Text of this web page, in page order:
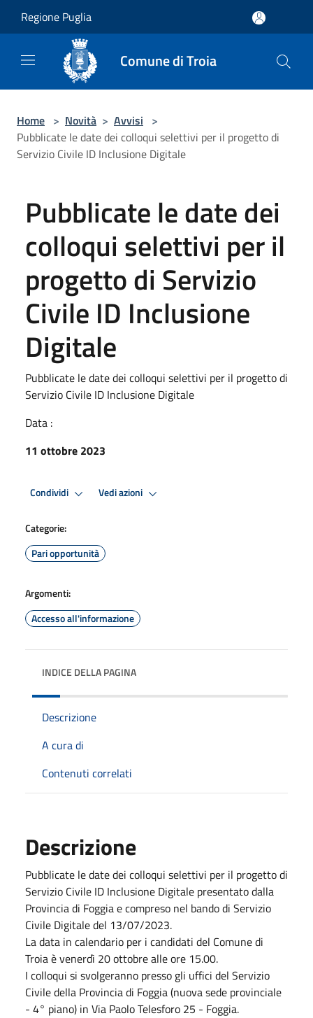
Regione Puglia
Comune di Troia
Home > Novità > Avvisi >
Pubblicate le date dei colloqui selettivi per il progetto di
Servizio Civile ID Inclusione Digitale
Pubblicate le date dei
colloqui selettivi per il
progetto di Servizio
Civile ID Inclusione
Digitale
Pubblicate le date dei colloqui selettivi per il progetto di
Servizio Civile ID Inclusione Digitale
Data :
11 ottobre 2023
Condividi Vedi azioni
Categorie:
Pari opportunità
Argomenti:
Accesso all'informazione
INDICE DELLA PAGINA
Descrizione
A cura di
Contenuti correlati
Descrizione
Pubblicate le date dei colloqui selettivi per il progetto di
Servizio Civile ID Inclusione Digitale presentato dalla
Provincia di Foggia e compreso nel bando di Servizio
Civile Digitale del 13/07/2023.
La data in calendario per i candidati del Comune di
Troia è venerdì 20 ottobre alle ore 15.00.
I colloqui si svolgeranno presso gli uffici del Servizio
Civile della Provincia di Foggia (nuova sede provinciale
- 4° piano) in Via Paolo Telesforo 25 - Foggia.